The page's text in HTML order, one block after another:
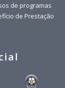
de programas
de Prestação